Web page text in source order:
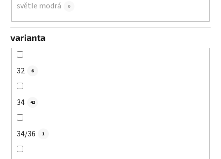
světle modrá 0
varianta
32 6
34 42
34/36 1